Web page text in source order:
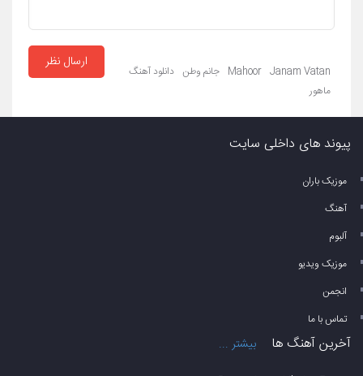
ارسال نظر Janam Vatan
Mahoor جانم وطن دانلود آهنگ
ماهور
پیوند های داخلی سایت
موزیک باران
آهنگ
آلبوم
موزیک ویدیو
انجمن
تماس با ما
آخرین آهنگ ها بیشتر ...